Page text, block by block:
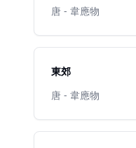
唐 - 韋應物
東郊
唐 - 韋應物